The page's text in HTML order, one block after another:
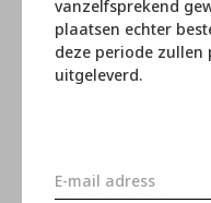
vanzelfsprekend
plaatsen echter
deze periode zullen
uitgeleverd.
en bijgevolg zeer
Floris
wordt steeds een